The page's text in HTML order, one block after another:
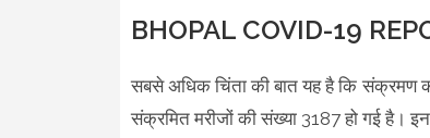
BHOPAL COVID-19
सबसे अधिक चिंता की बात यह है कि संक्रमण
संक्रमित मरीजों की संख्या 3187 हो गई है।